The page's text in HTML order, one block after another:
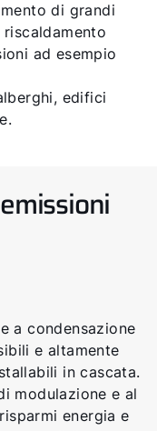
di grandi
ad esempio
edifici
a condensazione
e altamente
in cascata.
modulazione e al
energia e